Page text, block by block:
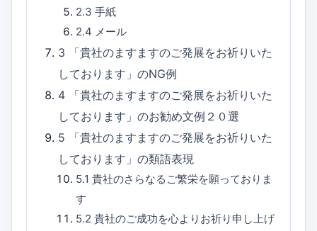
2.3 手紙
2.4 メール
3
「貴社のますますのご発展をお祈りいた
しております」のNG例
4
「貴社のますますのご発展をお祈りいた
しております」のお勧め文例２０選
5
「貴社のますますのご発展をお祈りいた
しております」の類語表現
5.1 貴社のさらなるご繁栄を願っておりま
す
5.2 貴社のご成功を心よりお祈り申し上げ